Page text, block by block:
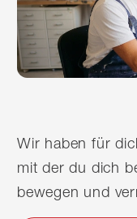
Wir haben für
mit der du dich
bewegen und